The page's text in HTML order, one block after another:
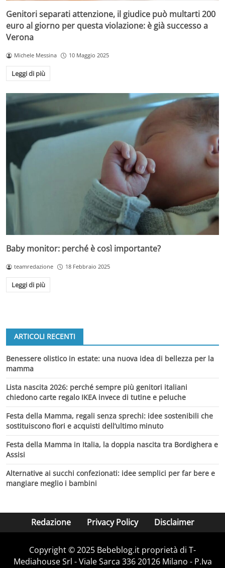
Genitori separati attenzione, il giudice può multarti 200
euro al giorno per questa violazione: è già successo a
Verona
Michele Messina 10 Maggio 2025
Leggi di più
Baby monitor: perché è così importante?
teamredazione 18 Febbraio 2025
Leggi di più
ARTICOLI RECENTI
Benessere olistico in estate: una nuova idea di bellezza per la
mamma
Lista nascita 2026: perché sempre più genitori italiani
chiedono carte regalo IKEA invece di tutine e peluche
Festa della Mamma, regali senza sprechi: idee sostenibili che
sostituiscono fiori e acquisti dell’ultimo minuto
Festa della Mamma in Italia, la doppia nascita tra Bordighera e
Assisi
Alternative ai succhi confezionati: idee semplici per far bere e
mangiare meglio i bambini
Redazione Privacy Policy Disclaimer
Copyright © 2025 Bebeblog.it proprietà di T-
Mediahouse Srl - Viale Sarca 336 20126 Milano - P.Iva